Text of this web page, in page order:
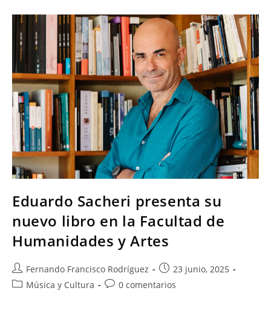
Eduardo Sacheri presenta su
nuevo libro en la Facultad de
Humanidades y Artes
Fernando Francisco Rodríguez
23 junio, 2025
Música y Cultura
0 comentarios